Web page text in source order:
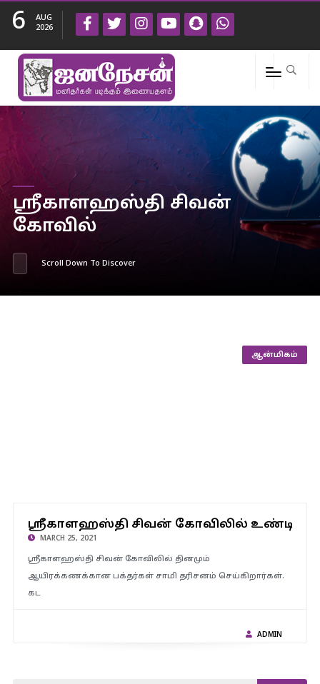
6
AUG
2026
ஸ்ரீகாளஹஸ்தி சிவன்
கோவில்
Scroll Down To Discover
ஸ்ரீகாளஹஸ்தி சிவன் கோவிலில் உண்டியல் காணிக்கை ரூ.1
கோடி.!
ஆன்மிகம்
ஸ்ரீகாளஹஸ்தி சிவன் கோவிலில்
MARCH 25, 2021
ஸ்ரீகாளஹஸ்தி சிவன் கோவிலில் தினமும்
ஆயிரக்கணக்கான பக்தர்கள் சாமி தரிசனம் செய்கிறார்கள்.
கட
ADMIN